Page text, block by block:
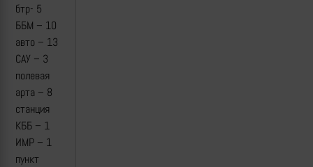
бтр- 5
ББМ – 10
авто – 13
САУ – 3
полевая
арта – 8
станция
КББ – 1
ИМР – 1
пункт